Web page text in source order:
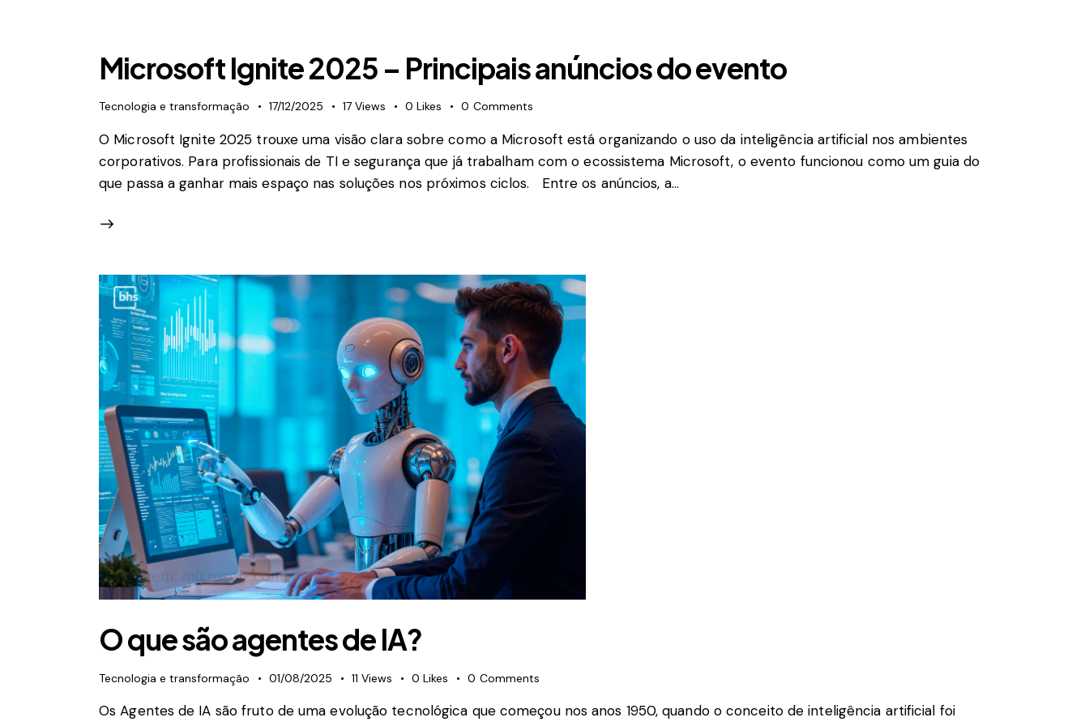
Microsoft Ignite 2025 – Principais anúncios do evento
Tecnologia e transformação 17/12/2025 17 Views 0 Likes 0 Comments
O Microsoft Ignite 2025 trouxe uma visão clara sobre como a Microsoft está organizando o uso da inteligência artificial nos ambientes
corporativos. Para profissionais de TI e segurança que já trabalham com o ecossistema Microsoft, o evento funcionou como um guia do
que passa a ganhar mais espaço nas soluções nos próximos ciclos. Entre os anúncios, a…
O que são agentes de IA?
Tecnologia e transformação 01/08/2025 11 Views 0 Likes 0 Comments
Os Agentes de IA são fruto de uma evolução tecnológica que começou nos anos 1950, quando o conceito de inteligência artificial foi